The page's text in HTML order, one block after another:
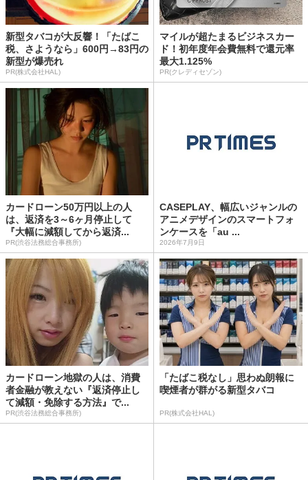
新型タバコが大反響！「たばこ
税、さようなら」600円→83円の
新型が爆売れ
PR(株式会社HAL)
マイルが超たまるビジネスカー
ド！初年度年会費無料で還元率
最大1.125%
PR(クレディセゾン)
カードローン50万円以上の人
は、返済を3～6ヶ月停止して
『大幅に減額してから返済...
PR(渋谷法務総合事務所)
CASEPLAY、幅広いジャンルの
アニメデザインのスマートフォ
ンケースを「au ...
2026年7月9日
カードローン地獄の人は、消費
者金融が教えない『返済停止し
て減額・免除する方法』で...
PR(渋谷法務総合事務所)
「たばこ税なし」思わぬ朗報に
喫煙者が群がる新型タバコ
PR(株式会社HAL)